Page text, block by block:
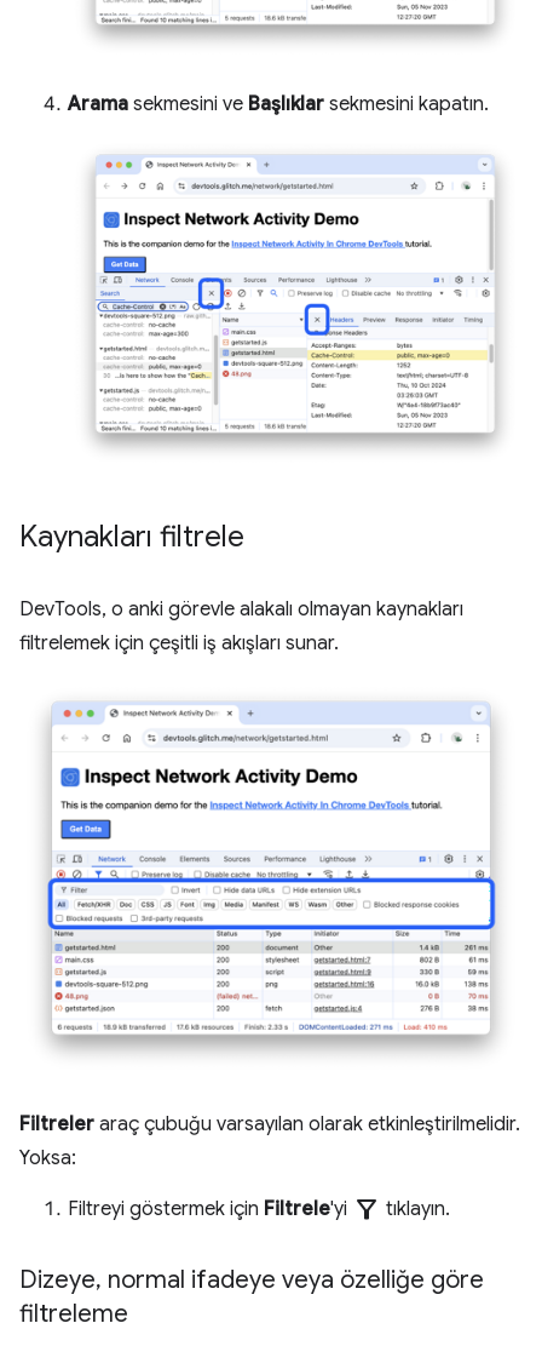
Arama sekmesini ve Başlıklar sekmesini kapatın.
Kaynakları filtrele
DevTools, o anki görevle alakalı olmayan kaynakları
filtrelemek için çeşitli iş akışları sunar.
Filtreler araç çubuğu varsayılan olarak etkinleştirilmelidir.
Yoksa:
Filtreyi göstermek için Filtrele'yi filter_alt tıklayın.
Dizeye, normal ifadeye veya özelliğe göre
filtreleme